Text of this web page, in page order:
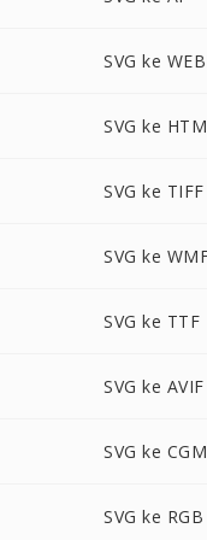
SVG ke
SVG ke
SVG ke TIFF
SVG ke
SVG ke TTF
SVG ke AVIF
SVG ke CGM
SVG ke RGB